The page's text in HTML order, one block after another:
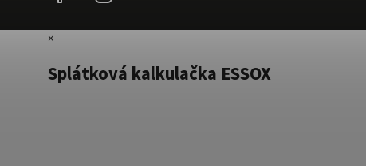
×
Splátková kalkulačka ESSOX